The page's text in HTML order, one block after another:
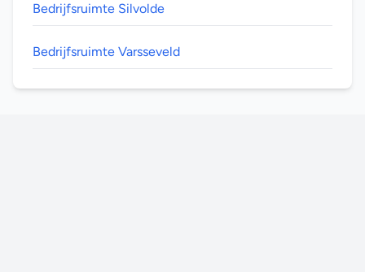
Bedrijfsruimte Silvolde
Bedrijfsruimte Varsseveld